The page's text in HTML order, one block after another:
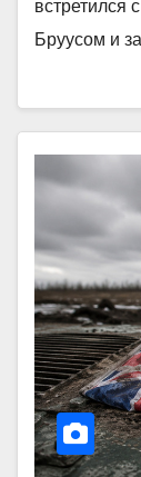
встретился
Бруусом и